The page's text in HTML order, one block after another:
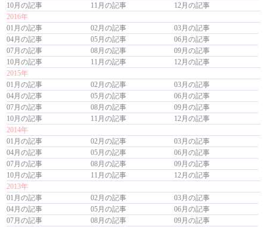
10月の記事
11月の記事
12月の記事
2016年
01月の記事
02月の記事
03月の記事
04月の記事
05月の記事
06月の記事
07月の記事
08月の記事
09月の記事
10月の記事
11月の記事
12月の記事
2015年
01月の記事
02月の記事
03月の記事
04月の記事
05月の記事
06月の記事
07月の記事
08月の記事
09月の記事
10月の記事
11月の記事
12月の記事
2014年
01月の記事
02月の記事
03月の記事
04月の記事
05月の記事
06月の記事
07月の記事
08月の記事
09月の記事
10月の記事
11月の記事
12月の記事
2013年
01月の記事
02月の記事
03月の記事
04月の記事
05月の記事
06月の記事
07月の記事
08月の記事
09月の記事